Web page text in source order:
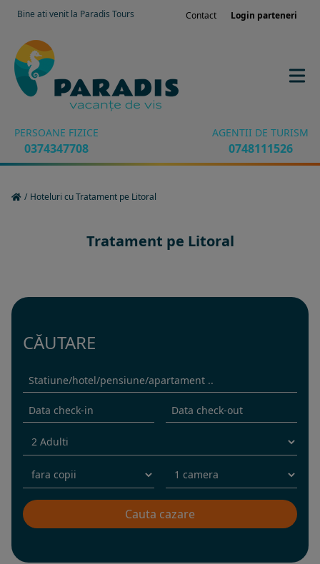
Bine ati venit la Paradis Tours Contact Login parteneri
PERSOANE FIZICE
0374347708
AGENTII DE TURISM
0748111526
/ Hoteluri cu Tratament pe Litoral
Tratament pe Litoral
CĂUTARE